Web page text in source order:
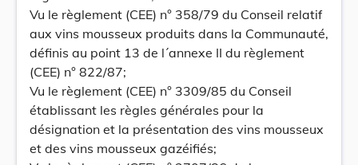
Vu le règlement (CEE) n° 358/79 du Conseil relatif
aux vins mousseux produits dans la Communauté,
définis au point 13 de l´annexe II du règlement
(CEE) n° 822/87;
Vu le règlement (CEE) n° 3309/85 du Conseil
établissant les règles générales pour la
désignation et la présentation des vins mousseux
et des vins mousseux gazéifiés;